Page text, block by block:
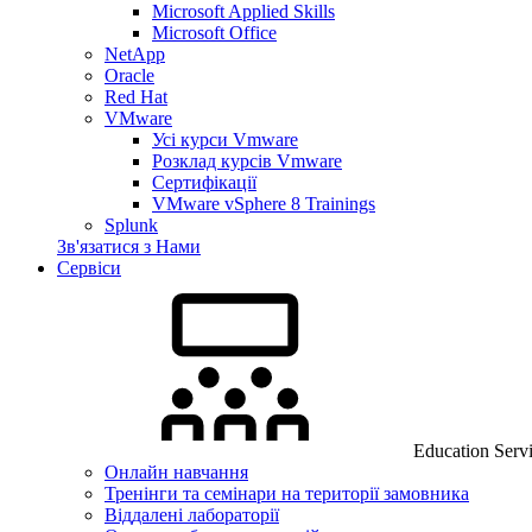
Microsoft Applied Skills
Microsoft Office
NetApp
Oracle
Red Hat
VMware
Усі курси Vmware
Розклад курсів Vmware
Сертифікації
VMware vSphere 8 Trainings
Splunk
Зв'язатися з Нами
Сервіси
Education
Онлайн навчання
Тренінги та семінари на території замовника
Віддалені лабораторії